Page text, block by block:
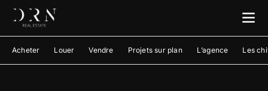
Acheter Louer Vendre Projets sur plan L’agence Les